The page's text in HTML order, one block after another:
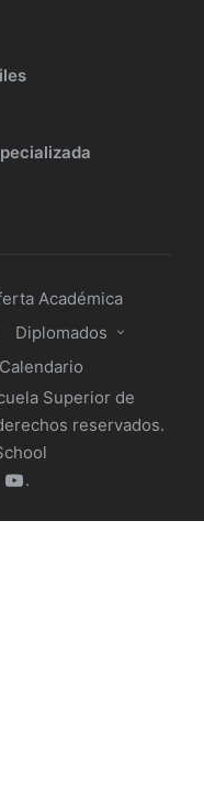
Académica
Diplomados
Superior de
reservados.
Youtube
.